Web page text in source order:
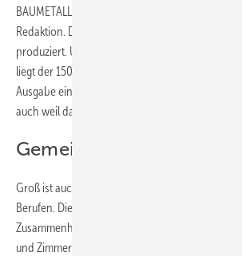
BAUMETALL ein. 2007 wechselte ich vom
Redaktion. Dort habe ich inzwischen 150
produziert. Und über ein Dutzend Extrahefte. Will
liegt der 150. „Buck“. Dazu passend habe ich in
Ausgabe einen etwas länger gefassten
auch weil das Reiseland soooo riesig ist.
Gemeinschaft XXL
Groß ist auch die Identifikation (fast) aller
Berufen. Die verbindende Leidenschaft stärkt
Zusammenhalt – baut Brücken zwischen
und Zimmerern. Womöglich befinden wir uns an